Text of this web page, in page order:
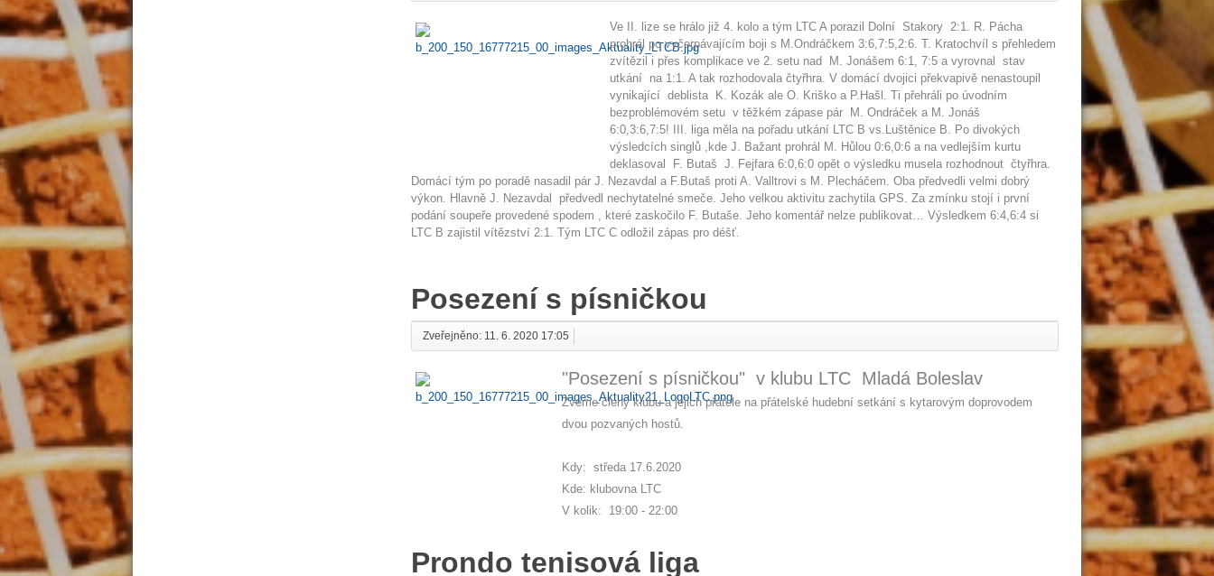
Ve II. lize se hrálo již 4. kolo a tým LTC A porazil Dolní Stakory 2:1. R. Pácha
prohrál po vyčerpávajícím boji s M.Ondráčkem 3:6,7:5,2:6. T. Kratochvíl s přehledem
zvítězil i přes komplikace ve 2. setu nad M. Jonášem 6:1, 7:5 a vyrovnal stav
utkání na 1:1. A tak rozhodovala čtyřhra. V domácí dvojici překvapivě nenastoupil
vynikající deblista K. Kozák ale O. Kriško a P.Hašl. Ti přehráli po úvodním
bezproblémovém setu v těžkém zápase pár M. Ondráček a M. Jonáš
6:0,3:6,7:5! III. liga měla na pořadu utkání LTC B vs.Luštěnice B. Po divokých
výsledcích singlů ,kde J. Bažant prohrál M. Hůlou 0:6,0:6 a na vedlejším kurtu
deklasoval F. Butaš J. Fejfara 6:0,6:0 opět o výsledku musela rozhodnout čtyřhra.
Domácí tým po poradě nasadil pár J. Nezavdal a F.Butaš proti A. Valltrovi s M. Plecháčem. Oba předvedli velmi dobrý
výkon. Hlavně J. Nezavdal předvedl nechytatelné smeče. Jeho velkou aktivitu zachytila GPS. Za zmínku stojí i první
podání soupeře provedené spodem , které zaskočilo F. Butaše. Jeho komentář nelze publikovat… Výsledkem 6:4,6:4 si
LTC B zajistil vítězství 2:1. Tým LTC C odložil zápas pro déšť.
Posezení s písničkou
Zveřejněno: 11. 6. 2020 17:05
"Posezení s písničkou" v klubu LTC Mladá Boleslav
Zveme členy klubu a jejich přátele na přátelské hudební setkání s kytarovým doprovodem
dvou pozvaných hostů.
Kdy: středa 17.6.2020
Kde: klubovna LTC
V kolik: 19:00 - 22:00
Prondo tenisová liga